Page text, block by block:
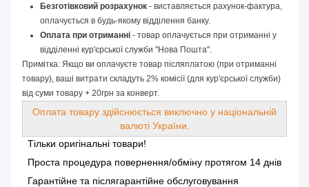
Безготівковий розрахунок - виставляється рахунок-фактура,
оплачується в будь-якому відділення банку.
Оплата при отриманні - товар оплачується при отриманні у
відділенні кур'єрської служби "Нова Пошта".
Примітка: Якщо ви оплачуєте товар післяплатою (при отриманні
товару), ваші витрати складуть 2% комісії (для кур'єрської служби)
від суми товару + 20грн за конверт.
Оплата товару здійснюється виключно у національній
валюті України.
Тільки оригінальні товари!
Проста процедура повернення/обміну протягом 14 днів
Гарантійне та післягарантійне обслуговування